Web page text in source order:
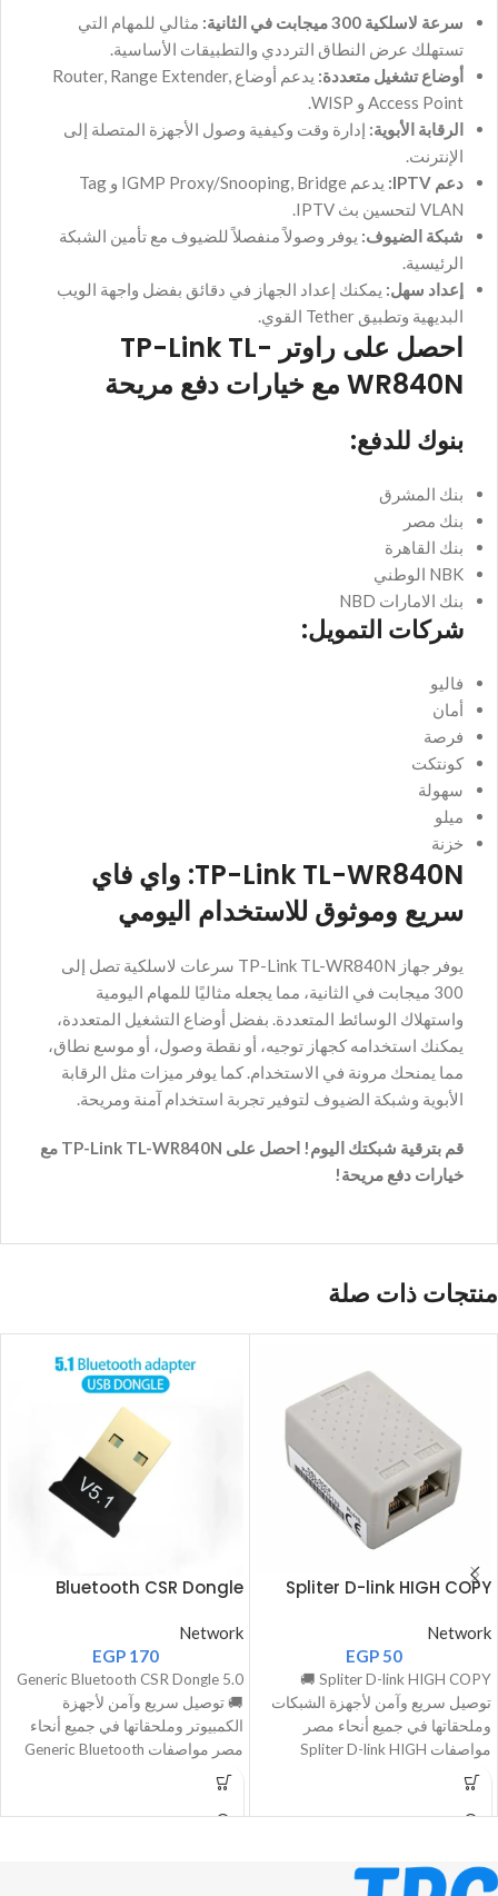
سرعة لاسلكية 300 ميجابت في الثانية:
مثالي للمهام التي
تستهلك عرض النطاق الترددي والتطبيقات الأساسية.
أوضاع تشغيل متعددة:
يدعم أوضاع Router, Range Extender,
Access Point و WISP.
الرقابة الأبوية: إدارة وقت وكيفية وصول الأجهزة المتصلة إلى
الإنترنت.
دعم IPTV:
يدعم IGMP Proxy/Snooping, Bridge و Tag
VLAN لتحسين بث IPTV.
شبكة الضيوف: يوفر وصولاً منفصلاً للضيوف مع تأمين الشبكة
الرئيسية.
إعداد سهل: يمكنك إعداد الجهاز في دقائق بفضل واجهة الويب
البديهية وتطبيق Tether القوي.
احصل على راوتر TP-Link TL-
WR840N مع خيارات دفع مريحة
بنوك للدفع:
بنك المشرق
بنك مصر
بنك القاهرة
NBK الوطني
بنك الامارات NBD
شركات التمويل:
فاليو
أمان
فرصة
كونتكت
سهولة
ميلو
خزنة
TP-Link TL-WR840N: واي فاي
سريع وموثوق للاستخدام اليومي
يوفر جهاز TP-Link TL-WR840N سرعات لاسلكية تصل إلى
300 ميجابت في الثانية، مما يجعله مثاليًا للمهام اليومية
واستهلاك الوسائط المتعددة. بفضل أوضاع التشغيل المتعددة،
يمكنك استخدامه كجهاز توجيه، أو نقطة وصول، أو موسع نطاق،
مما يمنحك مرونة في الاستخدام. كما يوفر ميزات مثل الرقابة
الأبوية وشبكة الضيوف لتوفير تجربة استخدام آمنة ومريحة.
قم بترقية شبكتك اليوم! احصل على TP-Link TL-WR840N مع
خيارات دفع مريحة!
منتجات ذات صلة
Spliter D-link HIGH COPY
Network
EGP50
Spliter D-link HIGH COPY 🚚
توصيل سريع وآمن لأجهزة الشبكات
وملحقاتها في جميع أنحاء مصر
مواصفات Spliter D-link HIGH
COPY
Bluetooth CSR Dongle
Network
EGP 170
Generic Bluetooth CSR Dongle 5.0
🚚 توصيل سريع وآمن لأجهزة
الكمبيوتر وملحقاتها في جميع أنحاء
مصر مواصفات Generic Bluetooth
CSR